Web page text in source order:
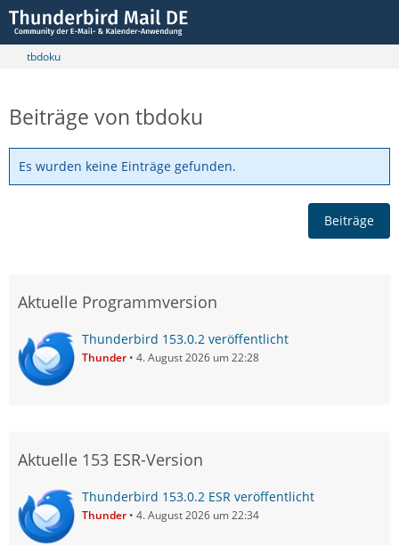
tbdoku
Beiträge von tbdoku
Es wurden keine Einträge gefunden.
Beiträge
Aktuelle Programmversion
Thunderbird 153.0.2 veröffentlicht
Thunder 4. August 2026 um 22:28
Aktuelle 153 ESR-Version
Thunderbird 153.0.2 ESR veröffentlicht
Thunder 4. August 2026 um 22:34